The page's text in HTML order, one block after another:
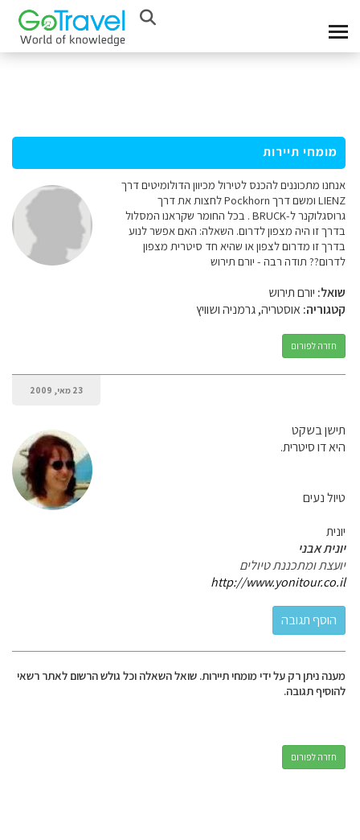
מומחי תיירות
אנחנו מתכוננים להכנס לטירול מכיוון הדולומיטים דרך
LIENZ ומשם דרך Pockhorn לחצות את דרך
גרוסגלוקנר ל-BRUCK . בכל החומר שקראנו המסלול
בדרך זו היה מצפון לדרום. השאלה: האם אפשר לנוע
בדרך זו מדרום לצפון או שהיא חד סיטרית מצפון
לדרום?? תודה רבה - יורם תירוש
שואל: יורם תירוש
קטגוריה:אוסטריה, גרמניה ושוויץ
חזרה לפורום
23 מאי, 2009
תישן בשקט
היא דו סיטרית.
טיול נעים
יונית
יונית אבני
יועצת ומתכננת טיולים
http://www.yonitour.co.il
מענה ניתן רק על ידי מומחי תיירות. שואל השאלה וכל גולש הרשום לאתר רשאי
להוסיף תגובה.
חזרה לפורום